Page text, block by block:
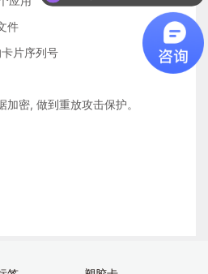
件
片序列号
加密, 做到重放攻击保护。
你们是怎么收费的呢？